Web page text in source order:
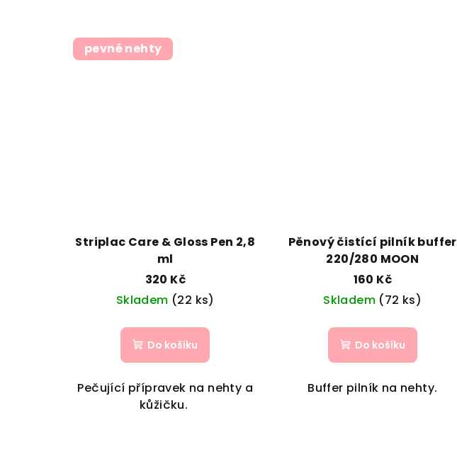
pevné nehty
Striplac Care & Gloss Pen 2,8
ml
320 Kč
Skladem (22 ks)
Do košíku
Pečující přípravek na nehty a
kůžičku.
Pěnový čistící pilník buffer
220/280 MOON
160 Kč
Skladem (72 ks)
Do košíku
Buffer pilník na nehty.